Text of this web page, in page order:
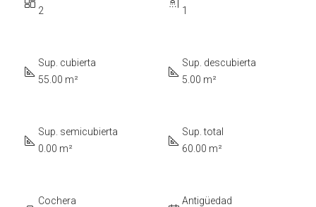
2
1
Sup. cubierta
55.00 m²
Sup. descubierta
5.00 m²
Sup. semicubierta
0.00 m²
Sup. total
60.00 m²
Cochera
Antigüedad